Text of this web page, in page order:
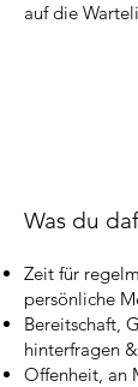
auf die
Was du
Zeit für
persönliche
Bereitschaft,
hinterfragen
Offenheit, an